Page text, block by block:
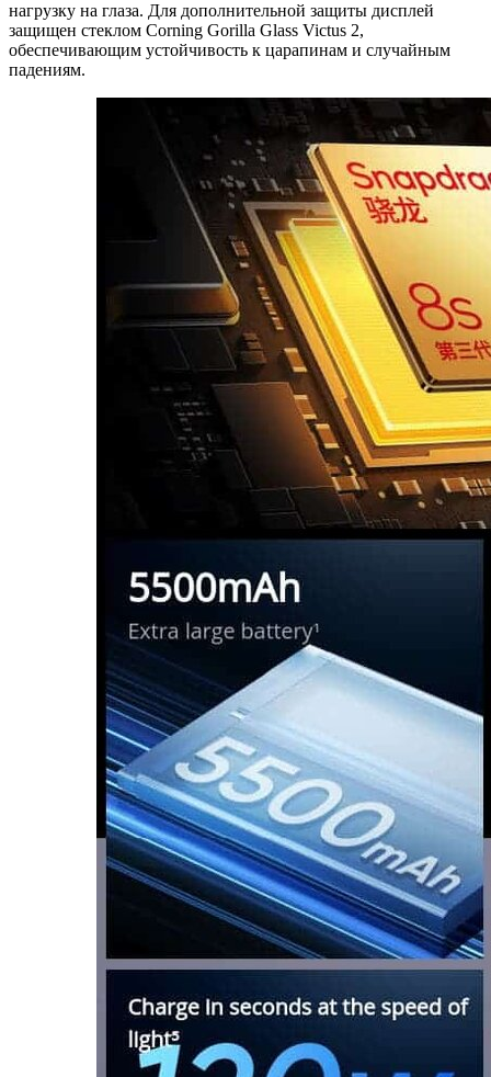
нагрузку на глаза. Для дополнительной защиты дисплей
защищен стеклом Corning Gorilla Glass Victus 2,
обеспечивающим устойчивость к царапинам и случайным
падениям.